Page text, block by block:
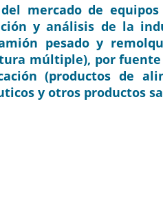
del mercado de
y análisis de la
pesado y
múltiple), por
(productos de
y otros productos